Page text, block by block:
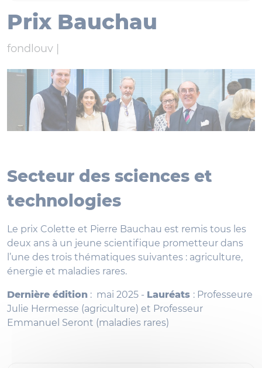
Prix Bauchau
fondlouv |
Secteur des sciences et
technologies
Le prix Colette et Pierre Bauchau est remis tous les
deux ans à un jeune scientifique prometteur dans
l’une des trois thématiques suivantes : agriculture,
énergie et maladies rares.
Dernière édition : mai 2025 - Lauréats : Professeure
Julie Hermesse (agriculture) et Professeur
Emmanuel Seront (maladies rares)